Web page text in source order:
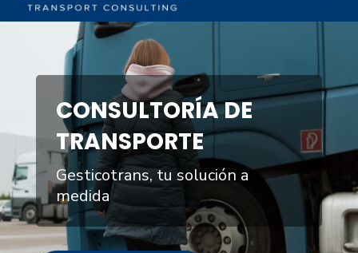
CONSULTORÍA DE
TRANSPORTE
Gesticotrans, tu solución a
medida